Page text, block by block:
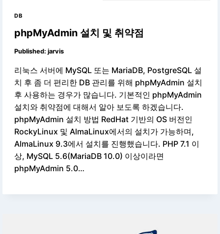
DB
phpMyAdmin 설치 및 취약점
Published: jarvis
리눅스 서버에 MySQL 또는 MariaDB, PostgreSQL 설
치 후 좀 더 편리한 DB 관리를 위해 phpMyAdmin 설치
후 사용하는 경우가 많습니다. 기본적인 phpMyAdmin
설치와 취약점에 대해서 알아 보도록 하겠습니다.
phpMyAdmin 설치 방법 RedHat 기반의 OS 버전인
RockyLinux 및 AlmaLinux에서의 설치가 가능하며,
AlmaLinux 9.3에서 설치를 진행했습니다. PHP 7.1 이
상, MySQL 5.6(MariaDB 10.0) 이상이라면
phpMyAdmin 5.0…